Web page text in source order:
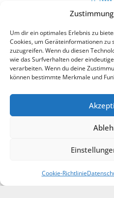
Um dir ein optimales Erlebnis zu
Cookies, um Geräteinformationen
zuzugreifen. Wenn du diesen
wie das Surfverhalten oder
verarbeiten. Wenn du deine
können bestimmte Merkmale und
Cookie-Richtlinie
Boden
Grundwasser
Marine Sedimente
Süßwasser-Sedimente
Konsortium
Partner